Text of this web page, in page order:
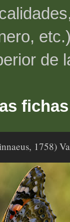
de
1758)